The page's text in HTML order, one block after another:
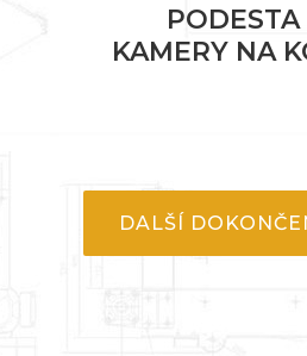
PODESTA
KAMERY NA
DALŠÍ